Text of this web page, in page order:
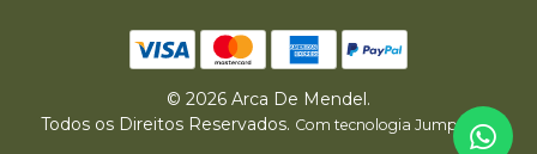
© 2026 Arca De Mendel.
Todos os Direitos Reservados. Com tecnologia Jumpseller.